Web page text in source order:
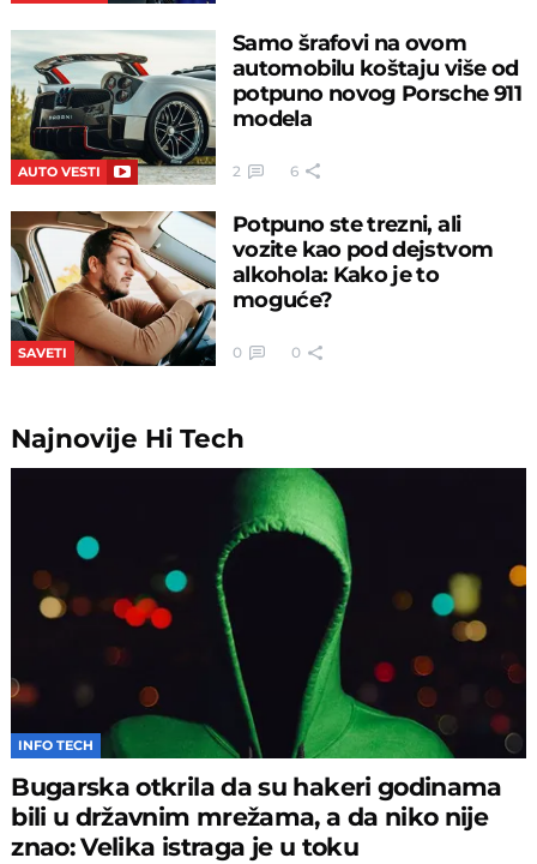
AUTO VESTI
Samo šrafovi na ovom
automobilu koštaju više od
potpuno novog Porsche 911
modela
2 6
SAVETI
Potpuno ste trezni, ali
vozite kao pod dejstvom
alkohola: Kako je to
moguće?
0 0
Najnovije Hi Tech
INFO TECH
Bugarska otkrila da su hakeri godinama
bili u državnim mrežama, a da niko nije
znao: Velika istraga je u toku